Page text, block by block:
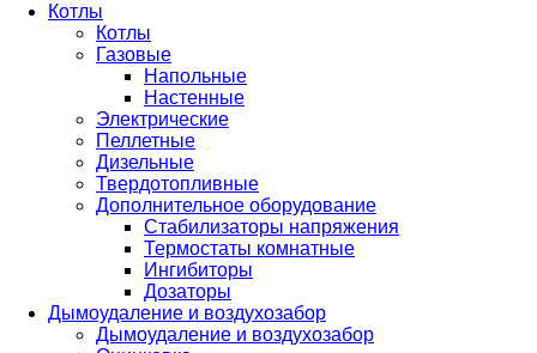
Котлы
Котлы
Газовые
Напольные
Настенные
Электрические
Пеллетные
Дизельные
Твердотопливные
Дополнительное оборудование
Стабилизаторы напряжения
Термостаты комнатные
Ингибиторы
Дозаторы
Дымоудаление и воздухозабор
Дымоудаление и воздухозабор